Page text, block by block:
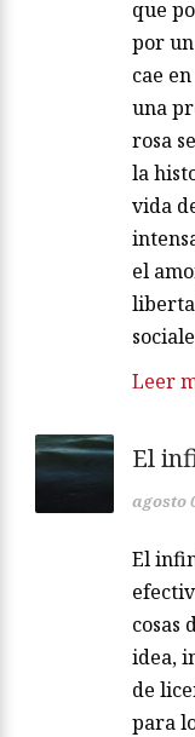
que
por
cae
una
rosa
la
vida
el
Leer
El
agosto
El
cosas
idea,
de
para